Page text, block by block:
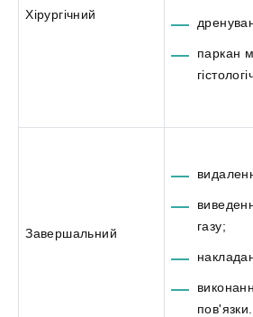
Хірургічний
паркан
Завершальний
газу;
пов'язки.